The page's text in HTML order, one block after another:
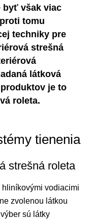
byť však viac
tomu
techniky pre
strešná
látková
je to
roleta.
tienenia
strešná roleta
hliníkovými vodiacimi
zvolenou látkou
sú látky